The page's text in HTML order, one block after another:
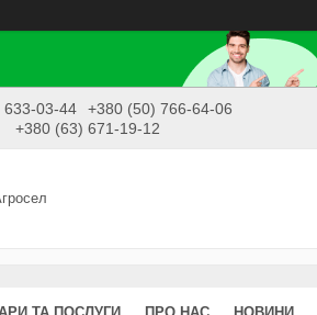
633-03-44
+380 (50) 766-64-06
+380 (63) 671-19-12